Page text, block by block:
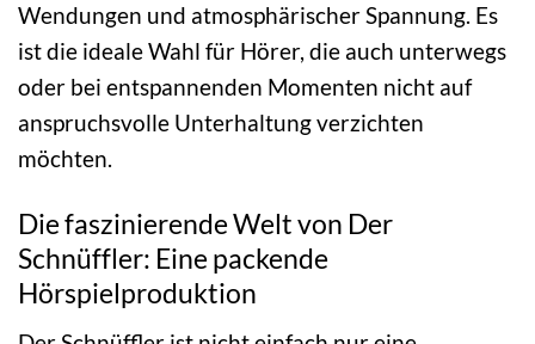
Wendungen und atmosphärischer Spannung. Es
ist die ideale Wahl für Hörer, die auch unterwegs
oder bei entspannenden Momenten nicht auf
anspruchsvolle Unterhaltung verzichten
möchten.
Die faszinierende Welt von Der
Schnüffler: Eine packende
Hörspielproduktion